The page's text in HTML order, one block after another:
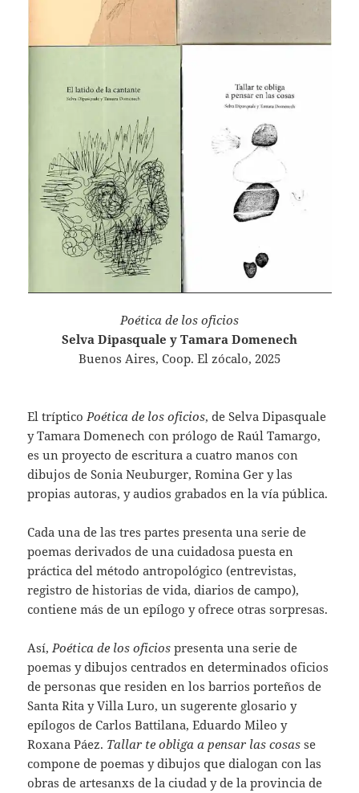
Poética de los oficios
Selva Dipasquale y Tamara Domenech
Buenos Aires, Coop. El zócalo, 2025
El trípticoPoética de los oficios, de Selva Dipasquale
y Tamara Domenech con prólogo de Raúl Tamargo,
es un proyecto de escritura a cuatro manos con
dibujos de Sonia Neuburger, Romina Ger y las
propias autoras, y audios grabados en la vía pública.
Cada una de las tres partes presenta una serie de
poemas derivados de una cuidadosa puesta en
práctica del método antropológico (entrevistas,
registro de historias de vida, diarios de campo),
contiene más de un epílogo y ofrece otras sorpresas.
Así,Poética de los oficios presenta una serie de
poemas y dibujos centrados en determinados oficios
de personas que residen en los barrios porteños de
Santa Rita y Villa Luro, un sugerente glosario y
epílogos de Carlos Battilana, Eduardo Mileo y
Roxana Páez. Tallar te obliga a pensar las cosasse
compone de poemas y dibujos que dialogan con las
obras de artesanxs de la ciudad y de la provincia de